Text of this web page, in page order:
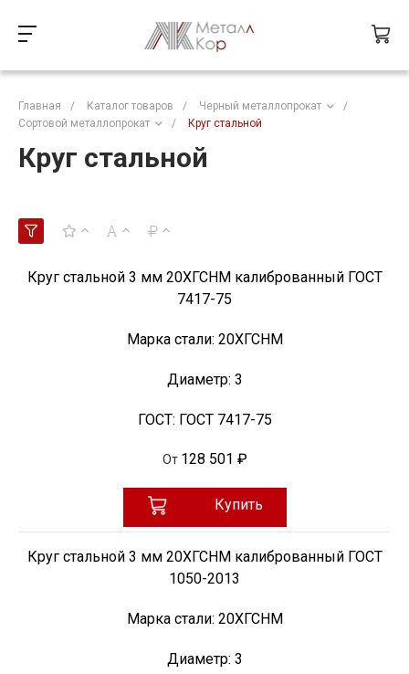
Главная / Каталог товаров / Черный металлопрокат
/
Сортовой металлопрокат
/ Круг стальной
Круг стальной
Круг стальной 3 мм 20ХГСНМ калиброванный ГОСТ
7417-75
Марка стали: 20ХГСНМ
Диаметр: 3
ГОСТ: ГОСТ 7417-75
От 128 501 ₽
Купить
Круг стальной 3 мм 20ХГСНМ калиброванный ГОСТ
1050-2013
Марка стали: 20ХГСНМ
Диаметр: 3